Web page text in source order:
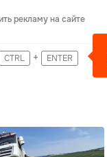
рекламу на сайте
CTRL + ENTER